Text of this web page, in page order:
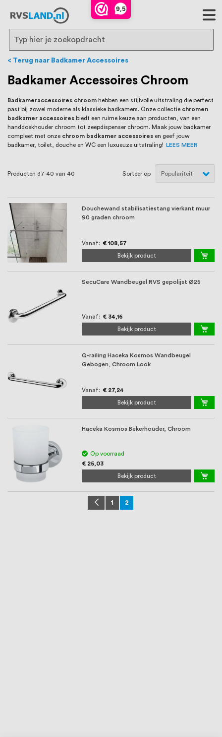
9,5
RVS Land is een écht familiebedrijf met
bijna 20 jaar ervaring in RVS producten
voor binnen- en buitenhuis, waaronder
trapleuningen, deurbeslag,
ventilatieroosters en bouwbeslag. In onze
webshop vind je het grootste assortiment
van Nederland en België, met meer dan
100.000 hoogwaardige RVS artikelen
direct uit voorraad leverbaar. Wij hebben
tevens een eigen werkplaats waar we
jouw specifieke wensen. Al sinds onze
oprichting staat persoonlijke service bij
ons voorop, want we geloven dat een
goede relatie met onze klanten het
Search
Terug naar Badkamer Accessoires
Badkamer Accessoires Chroom
Badkameraccessoires chroom hebben een stijlvolle uitstraling die perfect
past bij zowel moderne als klassieke badkamers. Onze collectie chromen
badkamer accessoires biedt een ruime keuze aan producten, van een
handdoekhouder chroom tot zeepdispenser chroom. Maak jouw badkamer
compleet met onze chroom badkamer accessoires en geef jouw
badkamer, toilet, douche en WC een luxueuze uitstraling!
LEES MEER
Producten 37-40 van 40 Sorteer op
Douchewand stabilisatiestang vierkant muur
90 graden chroom
Vanaf € 108,57
Bekijk product
SecuCare Wandbeugel RVS gepolijst Ø25
Vanaf € 34,16
Bekijk product
Q-railing Haceka Kosmos Wandbeugel
Gebogen, Chroom Look
Vanaf € 27,24
Bekijk product
Haceka Kosmos Bekerhouder, Chroom
Op voorraad
€ 25,03
Bekijk product
Pagina Pagina
Vorige
Pagina
1 U lees momenteel pagina
2